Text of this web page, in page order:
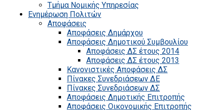
Τμήμα Νομικής Υπηρεσίας
Ενημέρωση Πολιτών
Αποφάσεις
Αποφάσεις Δημάρχου
Αποφάσεις Δημοτικού Συμβουλίου
Αποφάσεις ΔΣ έτους 2014
Αποφάσεις ΔΣ έτους 2013
Κανονιστικές Αποφάσεις ΔΣ
Πίνακες Συνεδριάσεων ΔΕ
Πίνακες Συνεδριάσεων ΔΣ
Αποφάσεις Δημοτικής Επιτροπής
Αποφάσεις Οικονομικής Επιτροπής